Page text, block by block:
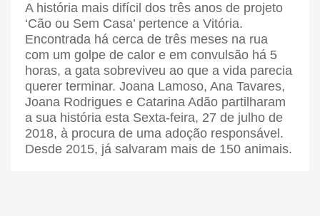
A história mais difícil dos três anos de projeto
‘Cão ou Sem Casa’ pertence a Vitória.
Encontrada há cerca de três meses na rua
com um golpe de calor e em convulsão há 5
horas, a gata sobreviveu ao que a vida parecia
querer terminar. Joana Lamoso, Ana Tavares,
Joana Rodrigues e Catarina Adão partilharam
a sua história esta Sexta-feira, 27 de julho de
2018, à procura de uma adoção responsável.
Desde 2015, já salvaram mais de 150 animais.